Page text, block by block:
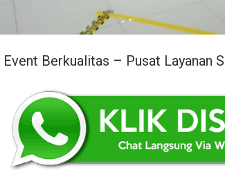
Berkualitas – Pusat Layanan